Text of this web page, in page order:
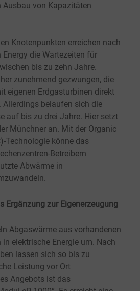
Ausbau von Kapazitäten
Knotenpunkten erreichen nach
die Wartezeiten für
bis zu zehn Jahre.
zunehmend gezwungen, die
eigenen Erdgasturbinen direkt
Allerdings belaufen sich die
auf bis zu drei Jahre. Hier setzt
Münchner an. Mit der Organic
Technologie könne das
Betreibern
Abwärme in
Ergänzung zur Eigenerzeugung
Abgaswärme aus vorhandenen
in elektrische Energie um. Nach
lassen sich so bis zu
Leistung vor Ort
Angebots ist das